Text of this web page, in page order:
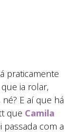
praticamente
ia rolar,
E aí que há
que Camila
passada com a